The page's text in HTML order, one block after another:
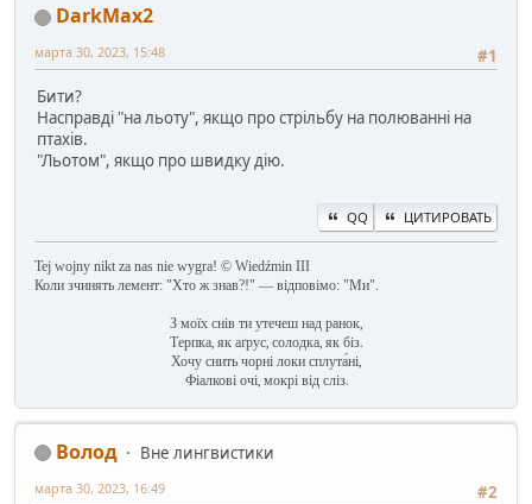
DarkMax2
#1
марта 30, 2023, 15:48
Бити?
Насправді "на льоту", якщо про стрільбу на полюванні на
птахів.
"Льотом", якщо про швидку дію.
QQ ЦИТИРОВАТЬ
Tej wojny nikt za nas nie wygra! © Wiedźmin III
Коли зчинять лемент: "Хто ж знав?!" — відповімо: "Ми".
З моїх снів ти утечеш над ранок,
Терпка, як аґрус, солодка, як біз.
Хочу снить чорні локи сплута́ні,
Фіалкові очі, мокрі від сліз.
Волод
Вне лингвистики
#2
марта 30, 2023, 16:49